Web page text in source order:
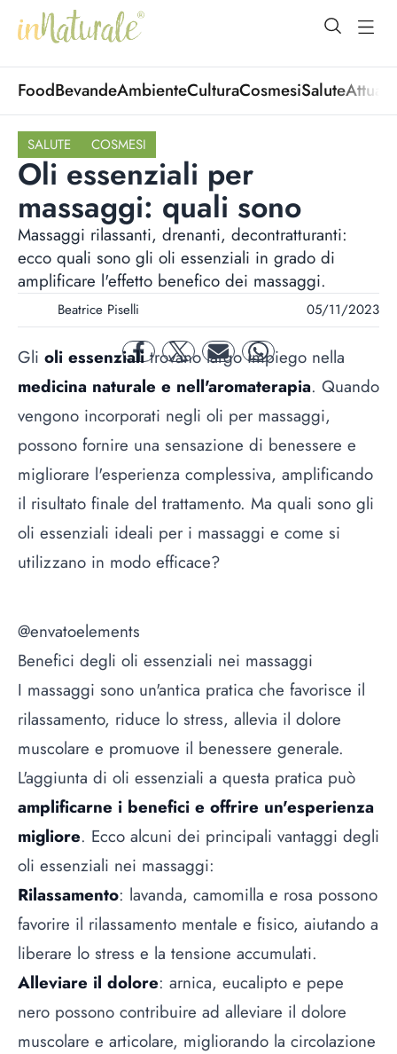
open
FoodBevandeAmbienteCulturaCosmesiSalute
SALUTE COSMESI
Oli essenziali per
massaggi: quali sono
Massaggi rilassanti, drenanti, decontratturanti:
ecco quali sono gli oli essenziali in grado di
amplificare l'effetto benefico dei massaggi.
Beatrice Piselli 05/11/2023
facebooktwitter mail whatsapp
Gli oli essenzialitrovano largo impiego nella
medicina naturale e nell'aromaterapia. Quando
vengono incorporati negli oli per massaggi,
possono fornire una sensazione di benessere e
migliorare l'esperienza complessiva, amplificando
il risultato finale del trattamento. Ma quali sono gli
oli essenziali ideali per i massaggi e come si
utilizzano in modo efficace?
@envatoelements
Benefici degli oli essenziali nei massaggi
I massaggi sono un'antica pratica che favorisce il
rilassamento, riduce lo stress, allevia il dolore
muscolare e promuove il benessere generale.
L'aggiunta di oli essenziali a questa pratica può
amplificarne i benefici e offrire un'esperienza
migliore. Ecco alcuni dei principali vantaggi degli
oli essenziali nei massaggi:
Rilassamento: lavanda, camomilla e rosa possono
favorire il rilassamento mentale e fisico, aiutando a
liberare lo stress e la tensione accumulati.
Alleviare il dolore: arnica, eucalipto e pepe
nero possono contribuire ad alleviare il dolore
muscolare e articolare, migliorando la circolazione